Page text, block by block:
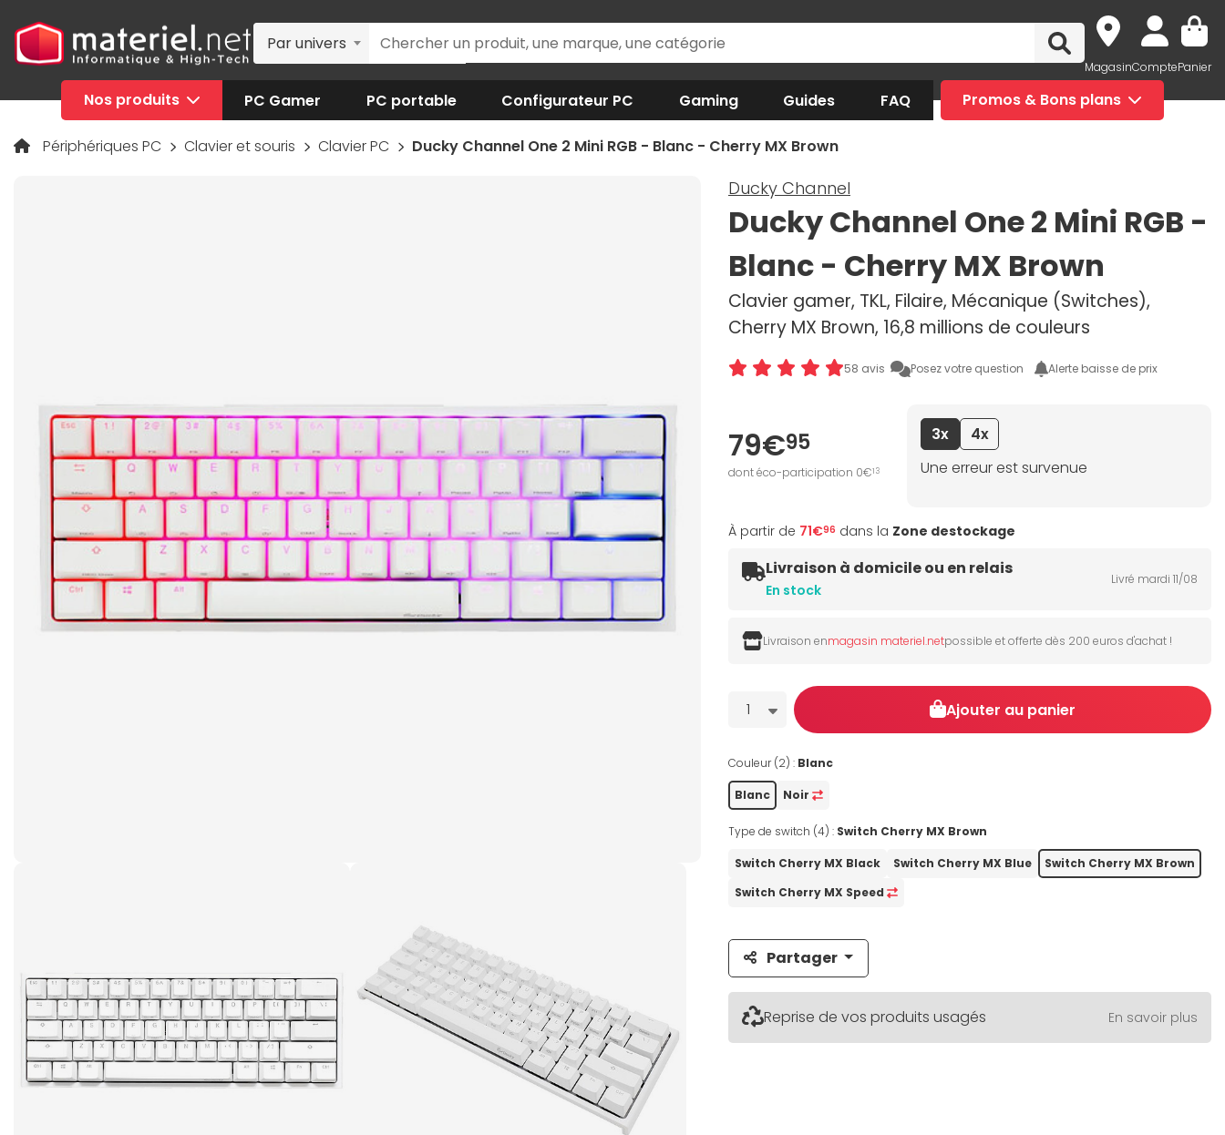
Par univers
MagasinComptePanier
Nos produits PC Gamer PC portable Configurateur PC Gaming Guides FAQ Promos & Bons plans
Périphériques PC Clavier et souris Clavier PC Ducky Channel One 2 Mini RGB - Blanc - Cherry MX Brown
Ducky Channel
Ducky Channel One 2 Mini RGB -
Blanc - Cherry MX Brown
Clavier gamer, TKL, Filaire, Mécanique (Switches),
Cherry MX Brown, 16,8 millions de couleurs
58 avis Posez votre question Alerte baisse de prix
79€95
dont éco-participation 0€13
3x
4x
Une erreur est survenue
À partir de 71€96 dans la Zone destockage
Livraison à domicile ou en relais
En stock
Livré mardi 11/08
Livraison enmagasin materiel.netpossible et offerte dès 200 euros d'achat !
Quantité
1 Ajouter au panier
Couleur (2) : Blanc
Blanc Noir
Type de switch (4) : Switch Cherry MX Brown
Switch Cherry MX Black Switch Cherry MX Blue
Switch Cherry MX Brown
Switch Cherry MX Speed
Partager
Reprise de vos produits usagés En savoir plus